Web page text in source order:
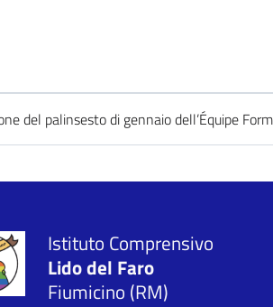
del palinsesto di gennaio dell’Équipe
Istituto Comprensivo
Lido del Faro
Fiumicino (RM)